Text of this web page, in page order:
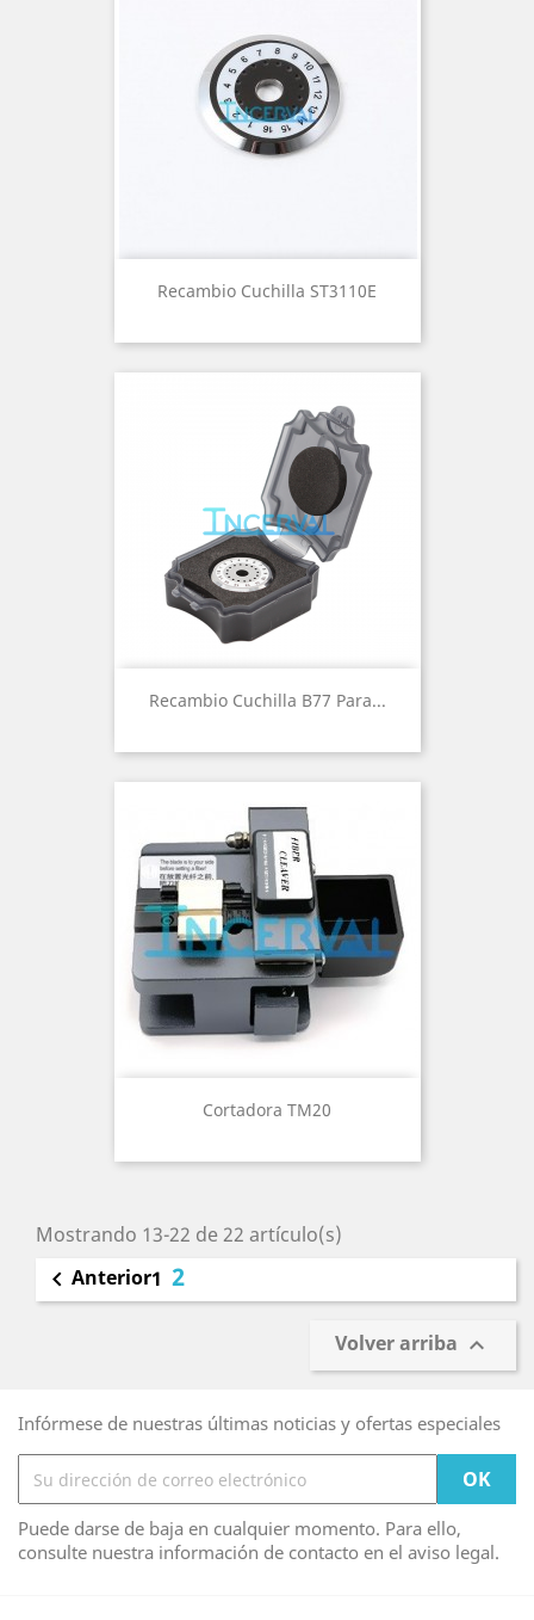
Recambio Cuchilla ST3110E
Recambio Cuchilla B77 Para...
Cortadora TM20
Mostrando 13-22 de 22 artículo(s)
 Anterior1 2
Volver arriba 
Infórmese de nuestras últimas noticias y ofertas especiales
Puede darse de baja en cualquier momento. Para ello,
consulte nuestra información de contacto en el aviso legal.